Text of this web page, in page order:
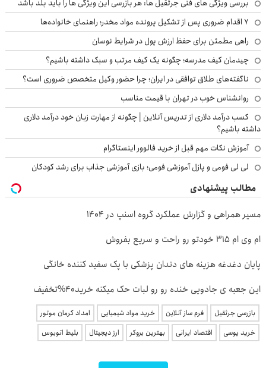
بررسی ویژگی های فنی جرثقیل ها: هر بازرسی این ویژگی ها را باید بلد باشد
۷ اقدام ضروری پس از تشکیل پرونده مواد مخدر؛ راهنمای خانواده‌ها
راهی مطمئن برای حفظ ارزش پول در شرایط نوسان
چیدمان کیف مدرسه؛ چگونه یک کیف مرتب و سبک داشته باشیم؟
ناگفته‌های طلاق توافقی در ایران؛ چرا حضور وکیل متخصص ضروری است؟
روانشناس خوب در تهران با قیمت مناسب
کسب درآمد دلاری از تدریس آنلاین | چگونه از مهارت زبان خود درآمد دلاری
داشته باشیم؟
آموزش نکات مهم قبل از خرید فالوور اینستاگرام
لی لی فومی و پازل آموزشی فومی؛ بازی آموزشی جذاب برای رشد کودکان
مطالب پیشنهادی
مسیر همراهی و گزارش عملکرد گروه اسنپ در ۱۴۰۴
ام وی ام 315 خودتو رو راحت و سریع بفروش
پایان دغدغه هزینه های دندان پزشکی با پک سفید کننده خانگی
این جعبه ی جادویی خنده رو رو لبات حک میکنه خرید40%تخفیف
بازرسی جرثقیل فرم ساز آنلاین خرید مواد شیمیایی
امداد کرمان موتور
خرید یوسی
اقتصاد ایرانی بهترین بروکر ارز دیجیتال بلیط اتوبوس